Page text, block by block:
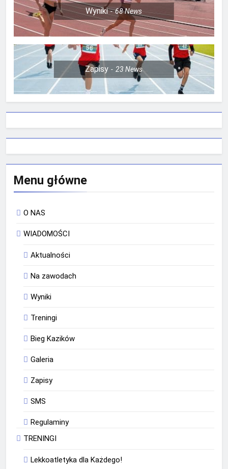
Wyniki 68News
Zapisy 23News
Menu główne
O NAS
WIADOMOŚCI
Aktualności
Na zawodach
Wyniki
Treningi
Bieg Kazików
Galeria
Zapisy
SMS
Regulaminy
TRENINGI
Lekkoatletyka dla Każdego!